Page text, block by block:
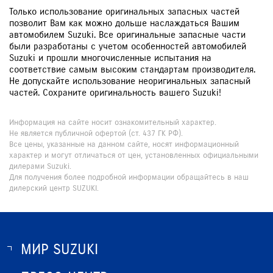
Только использование оригинальных запасных частей
позволит Вам как можно дольше наслаждаться Вашим
автомобилем Suzuki. Все оригинальные запасные части
были разработаны с учетом особенностей автомобилей
Suzuki и прошли многочисленные испытания на
соответствие самым высоким стандартам производителя.
Не допускайте использование неоригинальных запасный
частей. Сохраните оригинальность вашего Suzuki!
Информация на сайте носит ознакомительный характер.
Не является публичной офертой (ст. 437 ГК РФ).
Все цены, указанные на данном сайте, носят информационный
характер и могут отличаться от цен, установленных официальными
дилерами Suzuki.
Для получения более подробной информации обращайтесь в наш
дилерский центр SUZUKI.
МИР SUZUKI